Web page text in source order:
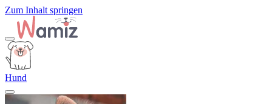
Zum Inhalt springen
Hund